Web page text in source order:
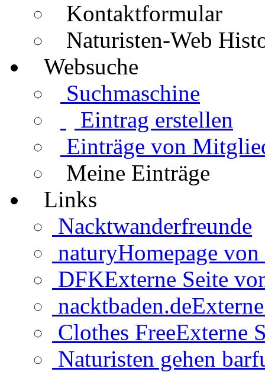
Kontaktformular
Naturisten-Web
Websuche
Suchmaschine
Eintrag erstellen
Einträge von
Meine Einträge
Links
Nacktwanderfreunde
naturyHomepage
DFKExterne Seite
nacktbaden.de
Clothes FreeExterne
Naturisten gehen